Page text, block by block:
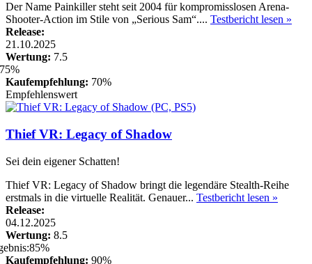
Der Name Painkiller steht seit 2004 für kompromisslosen Arena-
Shooter-Action im Stile von „Serious Sam“.... Testbericht lesen »
Release:
21.10.2025
Wertung: 7.5
Kaufempfehlung: 70%
Empfehlenswert
Thief VR: Legacy of Shadow
Sei dein eigener Schatten!
Thief VR: Legacy of Shadow bringt die legendäre Stealth-Reihe
erstmals in die virtuelle Realität. Genauer... Testbericht lesen »
Release:
04.12.2025
Wertung: 8.5
Kaufempfehlung: 90%